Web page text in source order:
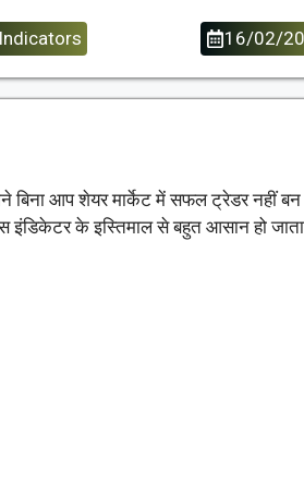
16/02/
बिना आप शेयर मार्केट में सफल ट्रेडर नहीं बन
इंडिकेटर के इस्तिमाल से बहुत आसान हो